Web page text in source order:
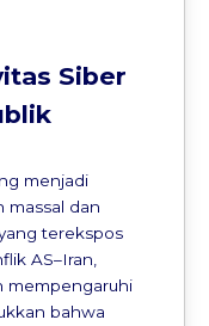
Siber
menjadi
massal dan
terekspos
AS–Iran,
mempengaruhi
bahwa